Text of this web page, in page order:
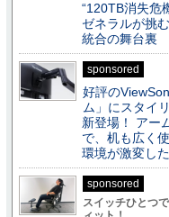
“120TB消失危
ゼネラルが挑
統合の舞台裏
sponsored
好評の
ム」にスタイ
新登場！ アー
で、机も広く
環境が激変した
sponsored
スイッチひとつ